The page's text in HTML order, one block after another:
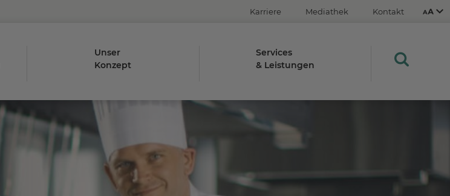
Karriere Mediathek Kontakt
Unser
Konzept
Services
& Leistungen